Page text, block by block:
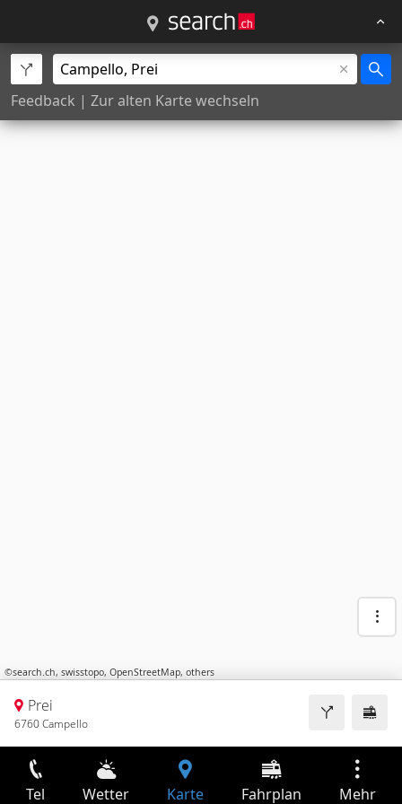
Feedback | Zur alten Karte wechseln
©search.ch, swisstopo, OpenStreetMap, others
Prei
6760 Campello
Tel Wetter Karte Fahrplan Mehr